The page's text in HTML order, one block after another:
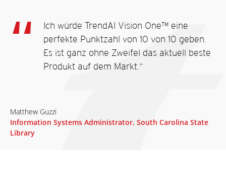
Ich würde TrendAI Vision One™ eine
perfekte Punktzahl von 10 von 10 geben.
Es ist ganz ohne Zweifel das aktuell beste
Produkt auf dem Markt.“
Matthew Guzzi
Information Systems Administrator, South Carolina State
Library